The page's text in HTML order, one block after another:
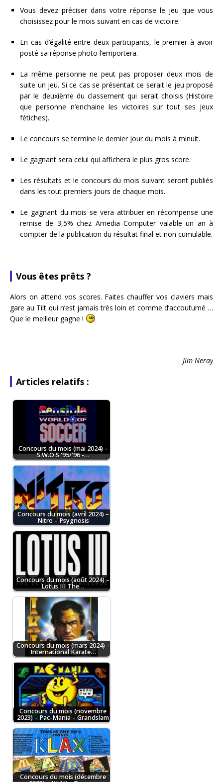
Vous devez préciser dans votre réponse le jeu que vous
choisissez pour le mois suivant en cas de victoire.
En cas d’égalité entre deux participants, le premier à avoir
posté sa réponse photo l’emportera.
La même personne ne peut pas proposer deux mois de
suite un jeu. Si ce cas se présentait ce serait le jeu proposé
par le deuxième du classement qui serait choisis (Histoire
que personne n’enchaine les victoires sur tout ses jeux
fétiches).
Le concours se termine le dernier jour du mois à minuit.
Le gagnant sera celui qui affichera le plus gros score.
Les résultats et le concours du mois suivant seront publiés
dans les tout premiers jours de chaque mois.
Le gagnant du mois se vera attribuer en récompense une
remise de 3,5% chez Amedia Computer valable un an à
compter de la publication du résultat final et non cumulable.
Vous êtes prêts ?
Alors on attend vos scores. Faites chauffer vos claviers mais
gare au Tilt qui n’est jamais très loin et comme d’accoutumé …
Que le meilleur gagne !
Jim Neray
Articles relatifs :
Concours du mois (mai 2024) –
S.W.O.S '95/'96 -…
Concours du mois (avril 2024) –
Nitro – Psygnosis
Concours du mois (août 2024) –
Lotus III The…
Concours du mois (mars 2024) –
International Karate…
Concours du mois (novembre
2023) – Pac-Mania – Grandslam
Concours du mois (décembre